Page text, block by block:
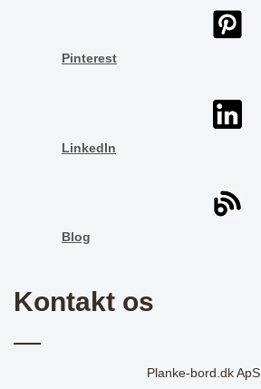
Pinterest
LinkedIn
Blog
Kontakt os
Planke-bord.dk ApS